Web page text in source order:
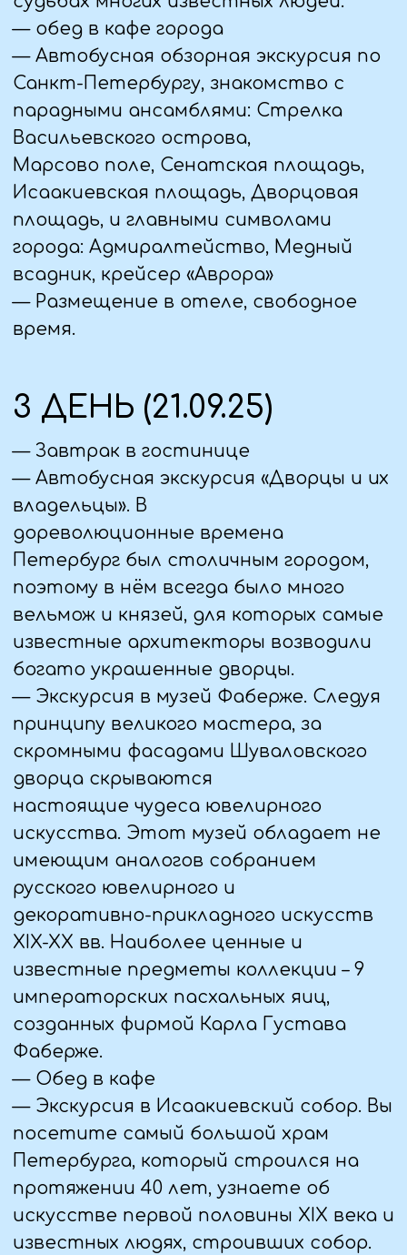
— Автобусная экскурсия «По старой
Петергофской дороге» с посещением
Нижнего парка Петергофа.
Петергофская дорога –
уникальный комплекс, почти ровесник
Петербурга, объединяющий
императорские резиденции и
частные усадьбы, сады и парки,
расположившиеся на берегу Финского
императорская резиденция –
Петергоф.
— Экскурсия по Нижнему парку со
знаменитыми фонтанами. Здесь вы
увидите знаменитые каскады и
парные фонтаны,
вами панорамой Финского залива,
прогуляетесь по тенистым аллеям,
станете жертвой
фонтанов-шутих и наверняка
подружитесь с местными жителями –
белками.
— Автобусная экскурсия в
Кронштадт. Проехав по дамбе через
Финский залив, вы совершите
прогулку по городу-крепости,
расположенному на небольшом
острове, и хотя бы ненадолго
почувствуете себя причастным к
морю. Посещение памятника всем
чинам российского флота – самого
большого Морского собора в России.
— Знакомство с недавно открытым
музейно-историческим парком
«Остров фортов», который посвящён
истории и славе военно-морского
флота России.
— Возвращение в гостиницу,
свободное время.
4 ДЕНЬ (22.09.25)
императорских пасхальных яиц,
созданных фирмой Карла Густава
Фаберже.
— Обед в кафе
— Экскурсия в Исаакиевский собор. Вы
посетите самый большой храм
Петербурга, который строился на
протяжении 40 лет, узнаете об
искусстве первой половины XIX века и
известных людях, строивших собор.
любимому детищу Петра I и одному
из старейших в нашем городе, о
котором ещё А. Ахматова
писала: «Я к розам хочу в тот
единственный сад, / Где лучшая в
мире стоит из оград».